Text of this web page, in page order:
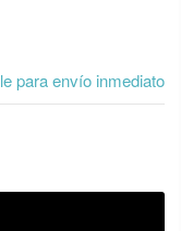
para envío inmediato